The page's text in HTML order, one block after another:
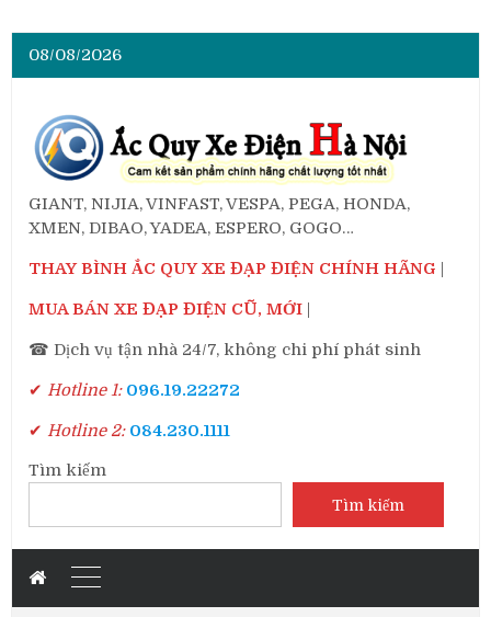
08/08/2026
GIANT, NIJIA, VINFAST, VESPA, PEGA, HONDA,
XMEN, DIBAO, YADEA, ESPERO, GOGO…
THAY BÌNH ẮC QUY XE ĐẠP ĐIỆN CHÍNH HÃNG
MUA BÁN XE ĐẠP ĐIỆN CŨ, MỚI
☎ Dịch vụ tận nhà 24/7, không chi phí phát sinh
✔ Hotline 1: 096.19.22272
✔ Hotline 2: 084.230.1111
Tìm kiếm
Tìm kiếm